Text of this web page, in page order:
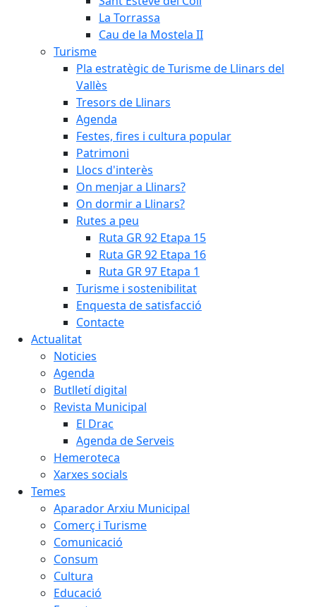
La Torrassa
Cau de la Mostela II
Turisme
Pla estratègic de Turisme de Llinars del
Vallès
Tresors de Llinars
Agenda
Festes, fires i cultura popular
Patrimoni
Llocs d'interès
On menjar a Llinars?
On dormir a Llinars?
Rutes a peu
Ruta GR 92 Etapa 15
Ruta GR 92 Etapa 16
Ruta GR 97 Etapa 1
Turisme i sostenibilitat
Enquesta de satisfacció
Contacte
Actualitat
Noticies
Agenda
Butlletí digital
Revista Municipal
El Drac
Agenda de Serveis
Hemeroteca
Xarxes socials
Temes
Aparador Arxiu Municipal
Comerç i Turisme
Comunicació
Consum
Cultura
Educació